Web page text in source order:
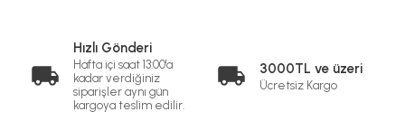
Hızlı Gönderi
Hafta içi saat 13:00'a
kadar verdiğiniz
siparişler aynı gün
kargoya teslim edilir.
3000TL ve üzeri
Ücretsiz Kargo